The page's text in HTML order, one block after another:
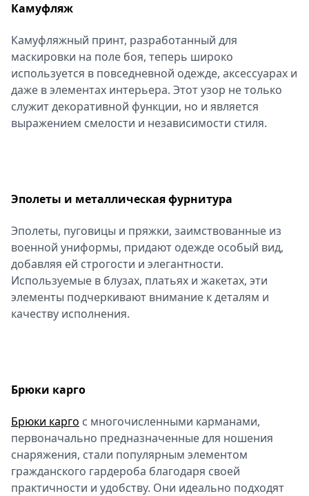
Камуфляж
Камуфляжный принт, разработанный для
маскировки на поле боя, теперь широко
используется в повседневной одежде, аксессуарах и
даже в элементах интерьера. Этот узор не только
служит декоративной функции, но и является
выражением смелости и независимости стиля.
Эполеты и металлическая фурнитура
Эполеты, пуговицы и пряжки, заимствованные из
военной униформы, придают одежде особый вид,
добавляя ей строгости и элегантности.
Используемые в блузах, платьях и жакетах, эти
элементы подчеркивают внимание к деталям и
качеству исполнения.
Брюки карго
Брюки карго с многочисленными карманами,
первоначально предназначенные для ношения
снаряжения, стали популярным элементом
гражданского гардероба благодаря своей
практичности и удобству. Они идеально подходят